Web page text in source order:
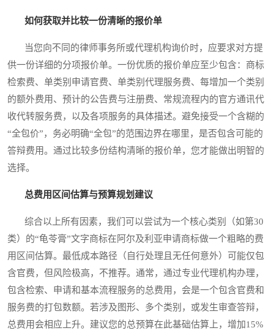
如何获取并比较一份清晰的报价单
当您向不同的律师事务所或代理机构询价时，应要求对方提
供一份详细的分项报价单。一份优质的报价单应至少包含：商标
检索费、单类别申请官费、单类别代理服务费、每增加一个类别
的额外费用、预计的公告费与注册费、常规流程内的官方通讯代
收代转服务费，以及各项服务的具体描述。避免接受一个含糊的
“全包价”，务必明确“全包”的范围边界在哪里，是否包含可能的
答辩费用。通过比较多份结构清晰的报价单，您才能做出明智的
选择。
总费用区间估算与预算规划建议
综合以上所有因素，我们可以尝试为一个核心类别（如第30
类）的“龟苓膏”文字商标在阿尔及利亚申请商标做一个粗略的费
用区间估算。最低成本路径（自行处理且无任何意外）可能仅包
含官费，但风险极高，不推荐。通常，通过专业代理机构办理，
包含检索、申请和基本流程服务的总费用，会是一个包含官费和
服务费的打包数额。若涉及图形、多个类别，或发生审查答辩，
总费用会相应上升。建议您的总预算在此基础估算上，增加15%